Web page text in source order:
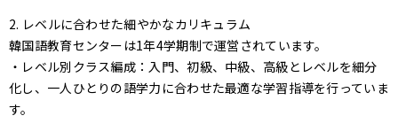
2. レベルに合わせた細やかなカリキュラム
韓国語教育センターは1年4学期制で運営されています。
・レベル別クラス編成：入門、初級、中級、高級とレベルを細分
化し、一人ひとりの語学力に合わせた最適な学習指導を行っていま
す。